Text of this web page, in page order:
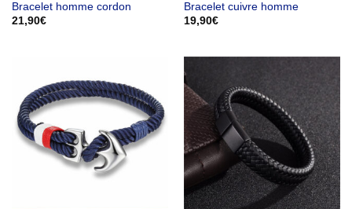
Bracelet homme cordon
21,90€
Bracelet cuivre homme
19,90€